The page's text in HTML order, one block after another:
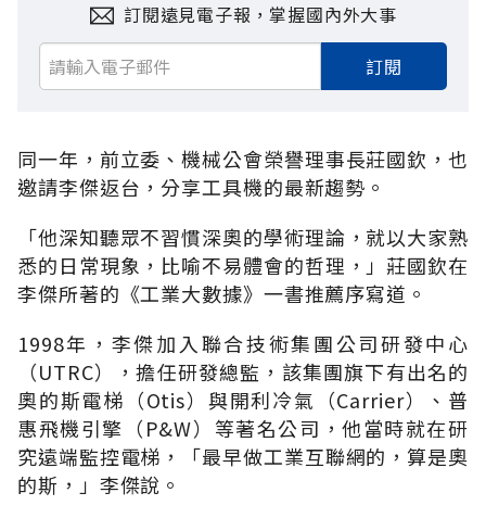
訂閱遠見電子報，掌握國內外大事
訂閱
同一年，前立委、機械公會榮譽理事長莊國欽，也
邀請李傑返台，分享工具機的最新趨勢。
「他深知聽眾不習慣深奧的學術理論，就以大家熟
悉的日常現象，比喻不易體會的哲理，」莊國欽在
李傑所著的《工業大數據》一書推薦序寫道。
1998年，李傑加入聯合技術集團公司研發中心
（UTRC），擔任研發總監，該集團旗下有出名的
奧的斯電梯（Otis）與開利冷氣（Carrier）、普
惠飛機引擎（P&W）等著名公司，他當時就在研
究遠端監控電梯，「最早做工業互聯網的，算是奧
的斯，」李傑說。